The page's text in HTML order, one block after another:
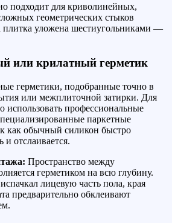
подходит для криволинейных,
геометрических стыков
плитка уложена шестиугольниками —
или крилатный герметик
герметики, подобранные точно в
или межплиточной затирки. Для
использовать профессиональные
паркетные
как обычный силикон быстро
и отслаивается.
Пространство между
герметиком на всю глубину.
лицевую часть пола, края
предварительно обклеивают